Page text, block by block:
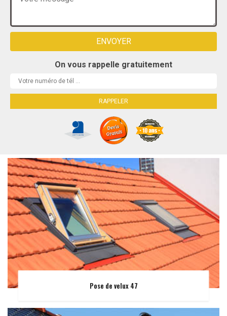
On vous rappelle gratuitement
Pose de velux 47